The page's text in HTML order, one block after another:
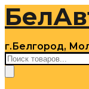
Перейти
содержимому
г.Белгород,
Поиск
товаров